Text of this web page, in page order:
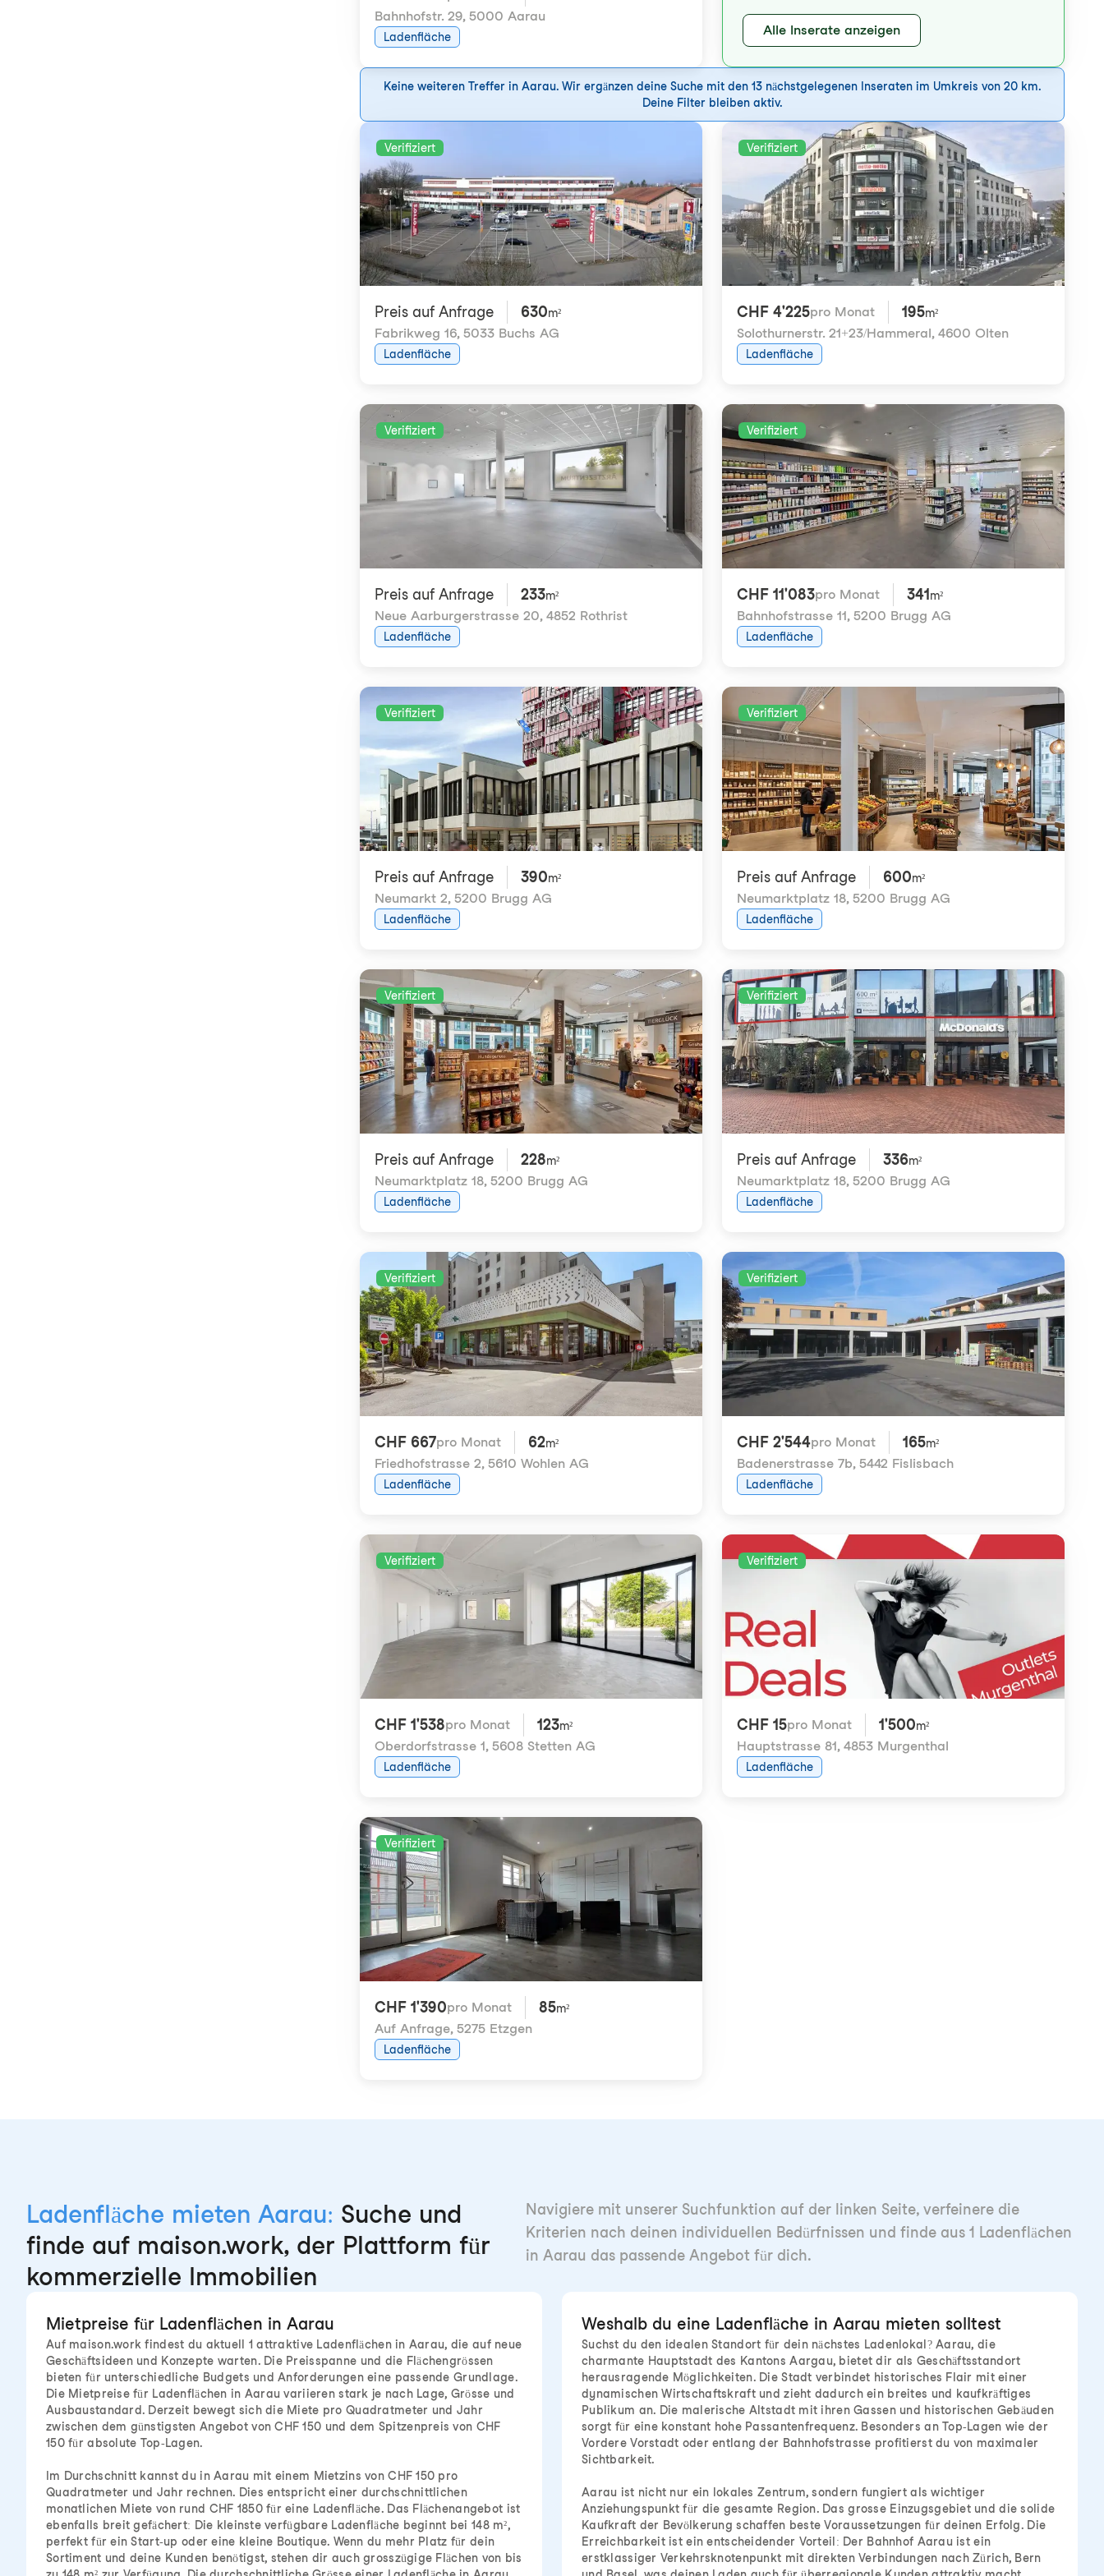
Bahnhofstr. 29, 5000 Aarau
Ladenfläche Alle Inserate anzeigen
Keine weiteren Treffer in Aarau. Wir ergänzen deine Suche mit den 13 nächstgelegenen Inseraten im Umkreis von 20 km.
Deine Filter bleiben aktiv.
Verifiziert
Preis auf Anfrage 630m²
Fabrikweg 16, 5033 Buchs AG
Ladenfläche
Verifiziert
CHF 4'225pro Monat 195m²
Solothurnerstr. 21+23/Hammeral, 4600 Olten
Ladenfläche
Verifiziert
Preis auf Anfrage 233m²
Neue Aarburgerstrasse 20, 4852 Rothrist
Ladenfläche
Verifiziert
CHF 11'083pro Monat 341 m²
Bahnhofstrasse 11, 5200 Brugg AG
Ladenfläche
Verifiziert
Preis auf Anfrage 390m²
Neumarkt 2, 5200 Brugg AG
Ladenfläche
Verifiziert
Preis auf Anfrage 600m²
Neumarktplatz 18, 5200 Brugg AG
Ladenfläche
Verifiziert
Preis auf Anfrage 228m²
Neumarktplatz 18, 5200 Brugg AG
Ladenfläche
Verifiziert
Preis auf Anfrage 336m²
Neumarktplatz 18, 5200 Brugg AG
Ladenfläche
Verifiziert
CHF 667pro Monat 62m²
Friedhofstrasse 2, 5610 Wohlen AG
Ladenfläche
Verifiziert
CHF 2'544pro Monat 165m²
Badenerstrasse 7b, 5442 Fislisbach
Ladenfläche
Verifiziert
CHF 1'538pro Monat 123m²
Oberdorfstrasse 1, 5608 Stetten AG
Ladenfläche
Verifiziert
CHF 15pro Monat 1'500m²
Hauptstrasse 81, 4853 Murgenthal
Ladenfläche
Verifiziert
CHF 1'390pro Monat 85m²
Auf Anfrage, 5275 Etzgen
Ladenfläche
Ladenfläche mieten Aarau: Suche und
finde auf maison.work, der Plattform für
kommerzielle Immobilien
Navigiere mit unserer Suchfunktion auf der linken Seite, verfeinere die
Kriterien nach deinen individuellen Bedürfnissen und finde aus 1 Ladenflächen
in Aarau das passende Angebot für dich.
Mietpreise für Ladenflächen in Aarau
Auf maison.work findest du aktuell 1 attraktive Ladenflächen in Aarau, die auf neue
Geschäftsideen und Konzepte warten. Die Preisspanne und die Flächengrössen
bieten für unterschiedliche Budgets und Anforderungen eine passende Grundlage.
Die Mietpreise für Ladenflächen in Aarau variieren stark je nach Lage, Grösse und
Ausbaustandard. Derzeit bewegt sich die Miete pro Quadratmeter und Jahr
zwischen dem günstigsten Angebot von CHF 150 und dem Spitzenpreis von CHF
150 für absolute Top-Lagen.
Im Durchschnitt kannst du in Aarau mit einem Mietzins von CHF 150 pro
Quadratmeter und Jahr rechnen. Dies entspricht einer durchschnittlichen
monatlichen Miete von rund CHF 1850 für eine Ladenfläche. Das Flächenangebot ist
ebenfalls breit gefächert: Die kleinste verfügbare Ladenfläche beginnt bei 148 m²,
perfekt für ein Start-up oder eine kleine Boutique. Wenn du mehr Platz für dein
Sortiment und deine Kunden benötigst, stehen dir auch grosszügige Flächen von bis
Weshalb du eine Ladenfläche in Aarau mieten solltest
Suchst du den idealen Standort für dein nächstes Ladenlokal? Aarau, die
charmante Hauptstadt des Kantons Aargau, bietet dir als Geschäftsstandort
herausragende Möglichkeiten. Die Stadt verbindet historisches Flair mit einer
dynamischen Wirtschaftskraft und zieht dadurch ein breites und kaufkräftiges
Publikum an. Die malerische Altstadt mit ihren Gassen und historischen Gebäuden
sorgt für eine konstant hohe Passantenfrequenz. Besonders an Top-Lagen wie der
Vordere Vorstadt oder entlang der Bahnhofstrasse profitierst du von maximaler
Sichtbarkeit.
Aarau ist nicht nur ein lokales Zentrum, sondern fungiert als wichtiger
Anziehungspunkt für die gesamte Region. Das grosse Einzugsgebiet und die solide
Kaufkraft der Bevölkerung schaffen beste Voraussetzungen für deinen Erfolg. Die
Erreichbarkeit ist ein entscheidender Vorteil: Der Bahnhof Aarau ist ein
erstklassiger Verkehrsknotenpunkt mit direkten Verbindungen nach Zürich, Bern